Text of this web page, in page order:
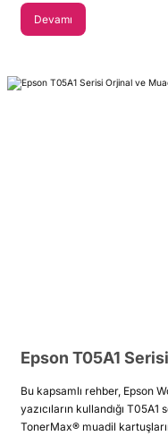
Devamı
Bu kapsamlı rehber, Epson
yazıcıların kullandığı
TonerMax® muadil